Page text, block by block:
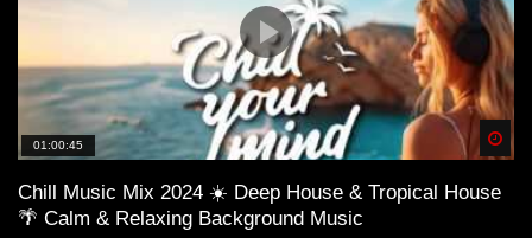
01:00:45
Chill Music Mix 2024 ☀️ Deep House & Tropical House
🌴 Calm & Relaxing Background Music